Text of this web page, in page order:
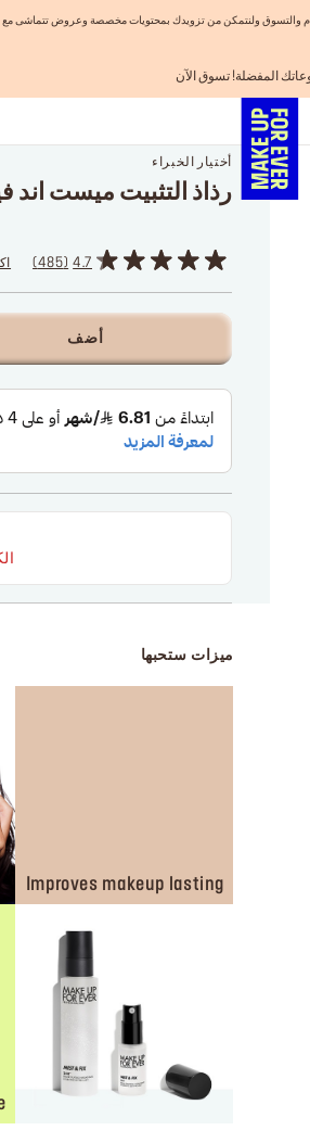
والتسوق ولنتمكن من تزويدك بمحتويات مخصصة وعروض تتماشى مع
لجميع الطلبات
و ادفع لاحقاً مع تابي
المفضلة! تسوق الآن
مختارة
أختيار الخبراء
رذاذ التثبيت ميست
4.7
485
أضف
ميزات ستحبها
Improves makeup lasting